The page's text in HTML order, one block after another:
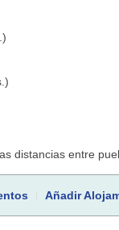
distancias entre
Añadir